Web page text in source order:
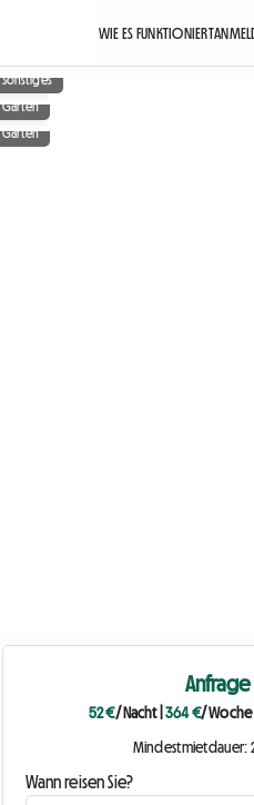
WIE ES FUNKTIONIERT
Sonstiges
Garten
Garten
Anfrage
52 €/ Nacht|364 €/ Woche|
Mindestmietdauer:
Wann reisen Sie?